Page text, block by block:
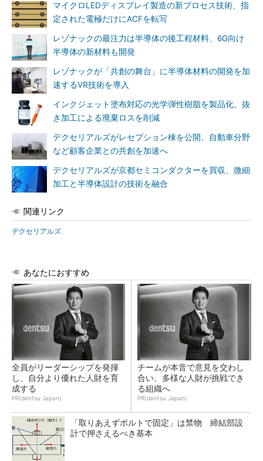
マイクロLEDディスプレイ製造の新プロセス技術、指
定された電極だけにACFを転写
レゾナックの最注力は半導体の後工程材料、6G向け
半導体の新材料も開発
レゾナックが「共創の舞台」に半導体材料の開発を加
速するVR技術を導入
インクジェット塗布対応の光学弾性樹脂を製品化、抜
き加工による廃棄ロスを削減
デクセリアルズがレセプション棟を公開、自動車分野
など顧客企業との共創を加速へ
デクセリアルズが京都セミコンダクターを買収、微細
加工と半導体設計の技術を融合
関連リンク
デクセリアルズ
あなたにおすすめ
全員がリーダーシップを発揮
し、自分より優れた人財を育
成する
PR(dentsu Japan)
チームが本音で意見を交わし
合い、多様な人財が挑戦でき
る組織へ
PR(dentsu Japan)
「取りあえずボルトで固定」は禁物 締結部設
計で押さえるべき基本